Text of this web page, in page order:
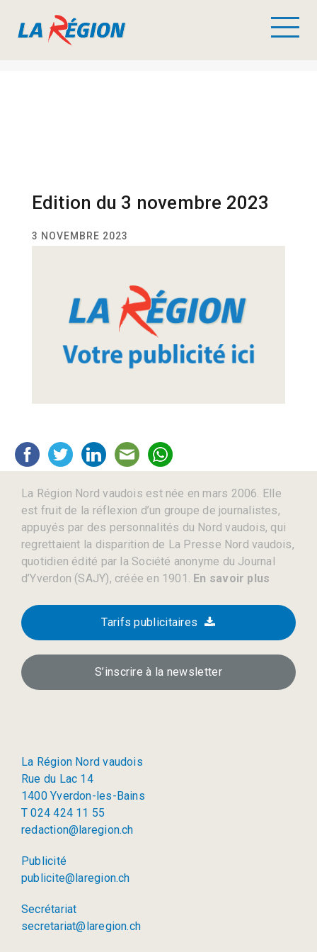
Edition du 3 novembre 2023
3 NOVEMBRE 2023
La Région Nord vaudois est née en mars 2006. Elle
est fruit de la réflexion d’un groupe de journalistes,
appuyés par des personnalités du Nord vaudois, qui
regrettaient la disparition de La Presse Nord vaudois,
quotidien édité par la Société anonyme du Journal
d’Yverdon (SAJY), créée en 1901. En savoir plus
Tarifs publicitaires
S’inscrire à la newsletter
La Région Nord vaudois
Rue du Lac 14
1400 Yverdon-les-Bains
T 024 424 11 55
redaction@laregion.ch
Publicité
publicite@laregion.ch
Secrétariat
secretariat@laregion.ch